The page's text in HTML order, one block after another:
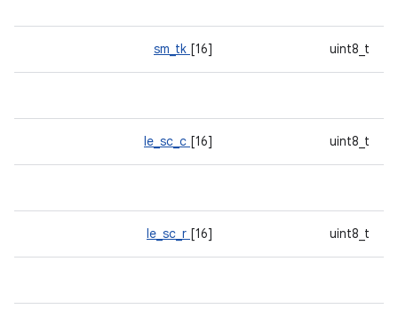
uint8_t
sm_tk [16]
uint8_t
le_sc_c [16]
uint8_t
le_sc_r [16]